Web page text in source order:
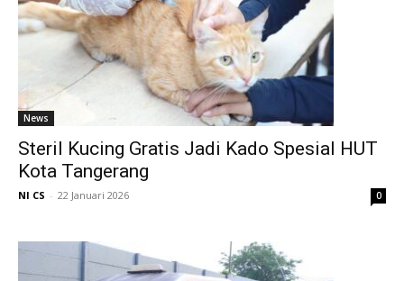
News
Steril Kucing Gratis Jadi Kado Spesial HUT
Kota Tangerang
NI CS - 22 Januari 2026 0